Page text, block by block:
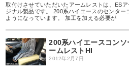
取付けさせていただいたアームレストは、ES
ジナル製品です。 200系ハイエースのセンター
ようになっています。 加工を加える必要が
200系ハイエースコン
ームレストHI
2012年2月7日